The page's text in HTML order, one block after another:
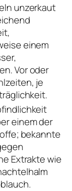
unzerkaut
einem
Vor oder
je
einem der
bekannte
Extrakte wie